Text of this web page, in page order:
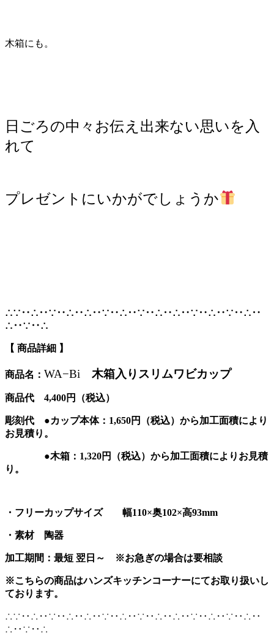
木箱にも。
日ごろの中々お伝え出来ない思いを入
れて
プレゼントにいかがでしょうか
∴∵‥∴‥∵‥∴‥∴‥∵‥∴‥∵‥∴‥∴‥∵‥∴‥∵‥∴‥
∴‥∵‥∴
【 商品詳細 】
商品名： WA−Bi 木箱入りスリムワビカップ
商品代 4,400円（税込）
彫刻代 ●カップ本体：1,650円（税込）から加工面積により
お見積り。
●木箱：1,320円（税込）から加工面積によりお見積
り。
・フリーカップサイズ 幅110×奥102×高93mm
・素材 陶器
加工期間：最短 翌日～ ※お急ぎの場合は要相談
※こちらの商品はハンズキッチンコーナーにてお取り扱いし
ております。
∴∵‥∴‥∵‥∴‥∴‥∵‥∴‥∵‥∴‥∴‥∵‥∴‥∵‥∴‥
∴‥∵‥∴